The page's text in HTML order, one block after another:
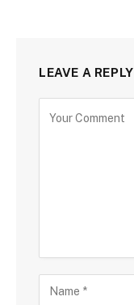
LEAVE A REPLY